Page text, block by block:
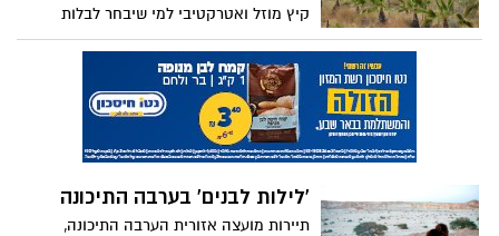
קיץ מוזל ואטרקטיבי למי שיבחר לבלות
בדרום -קטיף עצמי בשעות היום והערב,
סיורים מודרכים ברכב וברגל, טיולי אופניים,
משחקי ניווט, ביקור בחוות בודדים וחוות
יענים, מבוך תבלינים, סיורים במוזיאונים
ובאתרי מורשת ואף מכירה ברחבי האזור של
מנות מיוחדות במסעדות ומוצרי בוטיק.
'לילות לבנים' בערבה התיכונה
תיירות מועצה אזורית הערבה התיכונה,